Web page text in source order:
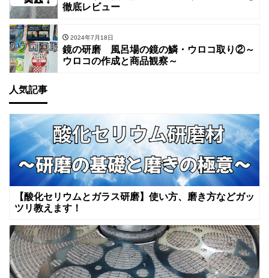
徹底レビュー
2024年7月18日
鏡の研磨 風呂場の鏡の鱗・ウロコ取り②～
ウロコの作成と商品観察～
人気記事
【酸化セリウムとガラス研磨】使い方、磨き方などガッ
ツリ教えます！